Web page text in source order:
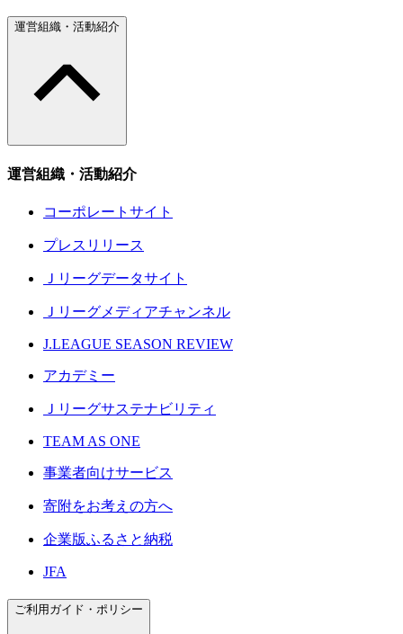
運営組織・活動紹介
運営組織・活動紹介
コーポレートサイト
プレスリリース
Ｊリーグデータサイト
Ｊリーグメディアチャンネル
J.LEAGUE SEASON REVIEW
アカデミー
Ｊリーグサステナビリティ
TEAM AS ONE
事業者向けサービス
寄附をお考えの方へ
企業版ふるさと納税
JFA
ご利用ガイド・ポリシー